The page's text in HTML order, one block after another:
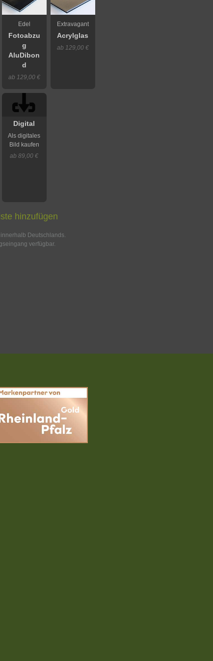
Edel
Fotoabzu
g
AluDibon
d
ab 129,00 €
Extravagant
Acrylglas
ab 129,00 €
Digital
Als digitales
Bild kaufen
ab 89,00 €
hinzufügen
Deutschlands.
verfügbar.